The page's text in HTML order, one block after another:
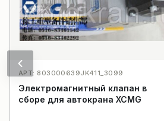
АРТ: 803000639JK411_3099
Электромагнитный клапан в
сборе для автокрана XCMG